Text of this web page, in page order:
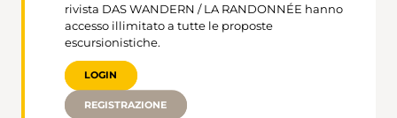
rivista DAS WANDERN / LA RANDONNÉE hanno
accesso illimitato a tutte le proposte
escursionistiche.
LOGIN
REGISTRAZIONE